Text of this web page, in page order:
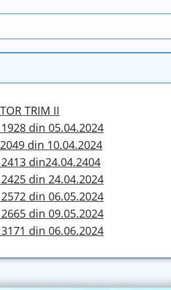
TRIM II
din 05.04.2024
din 10.04.2024
din24.04.2404
din 24.04.2024
din 06.05.2024
din 09.05.2024
din 06.06.2024